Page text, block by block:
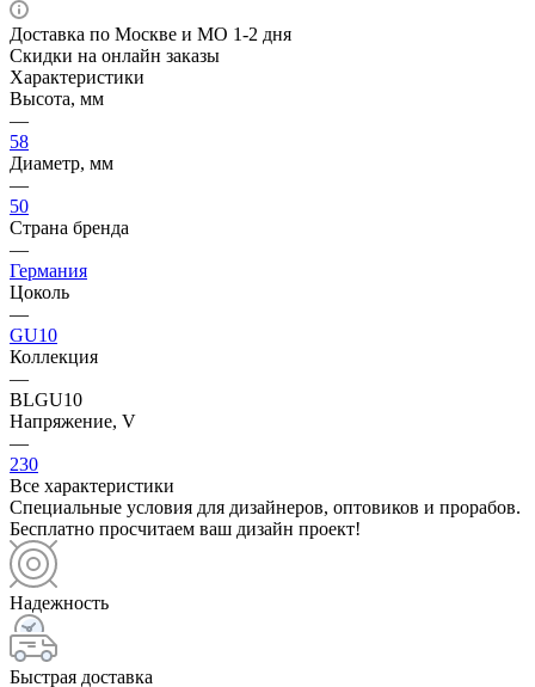
Доставка по Москве и МО 1-2 дня
Скидки на онлайн заказы
Характеристики
Высота, мм
—
58
Диаметр, мм
—
50
Страна бренда
—
Германия
Цоколь
—
GU10
Коллекция
—
BLGU10
Напряжение, V
—
230
Все характеристики
Специальные условия для дизайнеров, оптовиков и прорабов.
Бесплатно просчитаем ваш дизайн проект!
Надежность
Быстрая доставка